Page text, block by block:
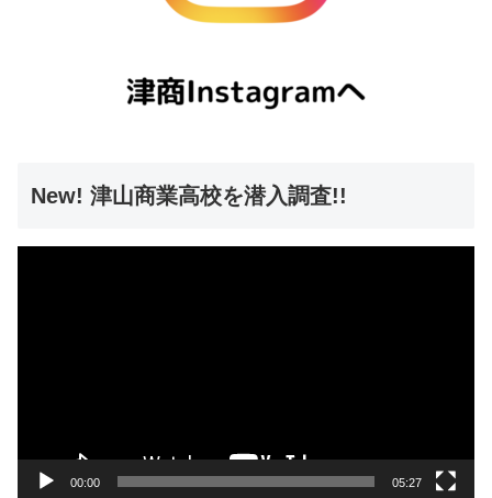
New! 津山商業高校を潜入調査!!
00:00 05:27